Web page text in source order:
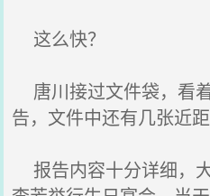
这么快？
唐川接过文件袋，看
告，文件中还有几张近
报告内容十分详细，